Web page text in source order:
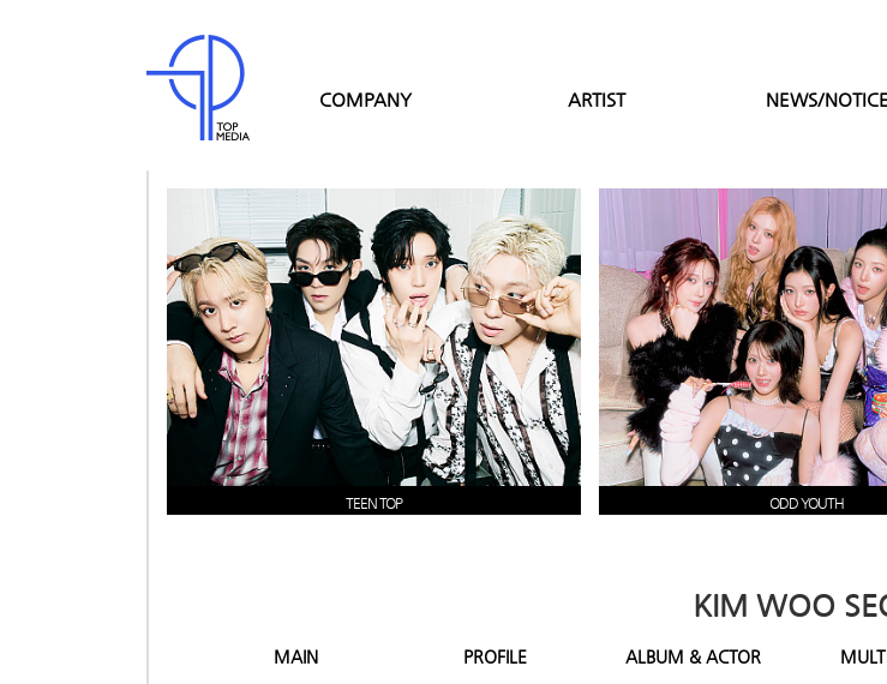
COMPANY ARTIST NEWS/NOTICE
TEEN TOP ODD YOUTH
KIM WOO
MAIN PROFILE ALBUM & ACTOR